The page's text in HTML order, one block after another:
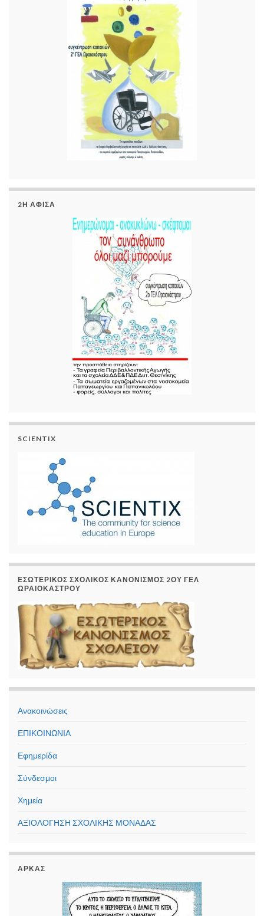
2Η ΑΦΊΣΑ
SCIENTIX
ΕΣΩΤΕΡΙΚΌΣ ΣΧΟΛΙΚΌΣ ΚΑΝΟΝΙΣΜΌΣ 2ΟΥ ΓΕΛ
ΩΡΑΙΟΚΆΣΤΡΟΥ
Ανακοινώσεις
ΕΠΙΚΟΙΝΩΝΙΑ
Εφημερίδα
Σύνδεσμοι
Χημεία
ΑΞΙΟΛΟΓΗΣΗ ΣΧΟΛΙΚΗΣ ΜΟΝΑΔΑΣ
ΑΡΚΑΣ